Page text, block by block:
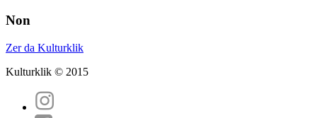
Non
Zer da Kulturklik
Kulturklik © 2015